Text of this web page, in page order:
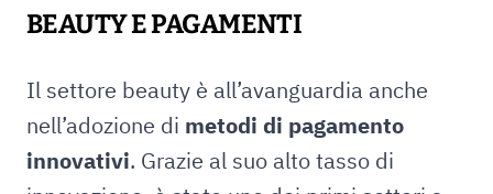
BEAUTY E PAGAMENTI
Il settore beauty è all’avanguardia anche
nell’adozione di metodi di pagamento
innovativi. Grazie al suo alto tasso di